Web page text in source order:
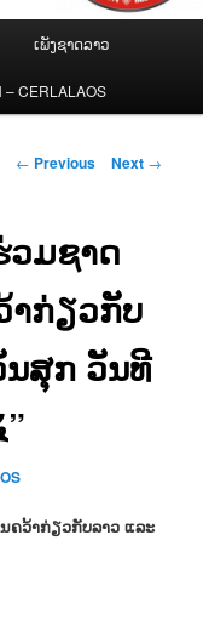
ເພັງຊາດລາວ
CERLALAOS
Post
← Previous Next →
ວມຊາດ
າກ່ຽວກັບ
ນສຸກ ວັນທີ
ຄວ້າກ່ຽວກັບລາວ ແລະ